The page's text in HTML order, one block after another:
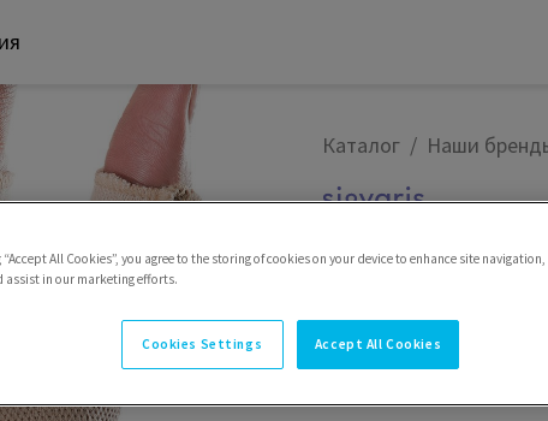
Каталог Наши
Компрессионные
лимфостаза верхних
“Accept All Cookies”, you agree to the storing of cookies on your device to enhance site
assist in our marketing efforts.
Cookies Settings Accept All Cookies